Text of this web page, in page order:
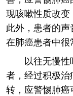
现咳嗽性质改变
此外，患者的
在肺癌患者中很
以往无慢
者，经过积极
转，应警惕肺